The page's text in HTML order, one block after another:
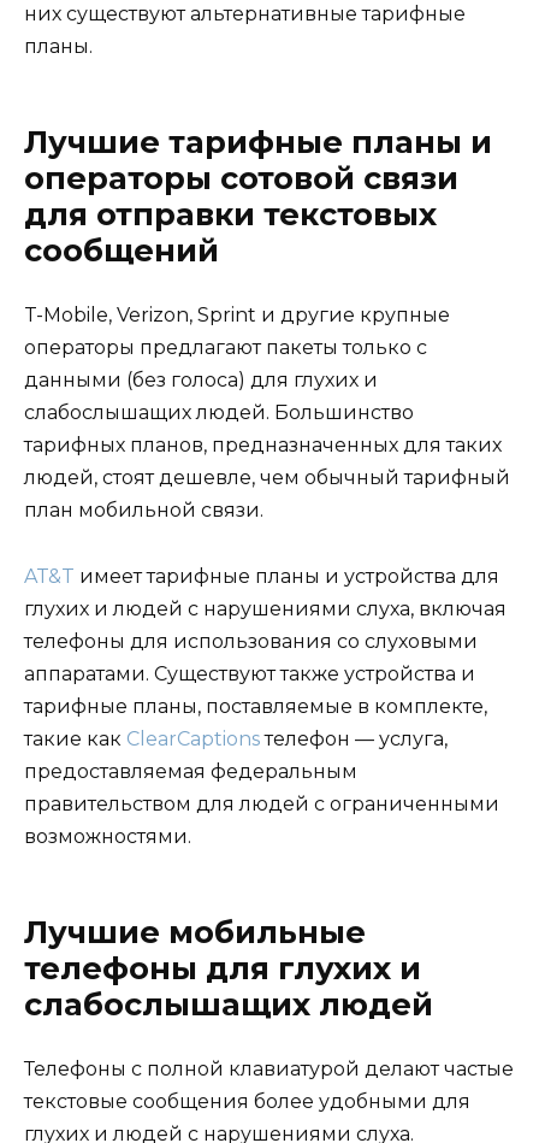
них существуют альтернативные тарифные
планы.
Лучшие тарифные планы и
операторы сотовой связи
для отправки текстовых
сообщений
T-Mobile, Verizon, Sprint и другие крупные
операторы предлагают пакеты только с
данными (без голоса) для глухих и
слабослышащих людей. Большинство
тарифных планов, предназначенных для таких
людей, стоят дешевле, чем обычный тарифный
план мобильной связи.
AT&T имеет тарифные планы и устройства для
глухих и людей с нарушениями слуха, включая
телефоны для использования со слуховыми
аппаратами. Существуют также устройства и
тарифные планы, поставляемые в комплекте,
такие как ClearCaptionsтелефон — услуга,
предоставляемая федеральным
правительством для людей с ограниченными
возможностями.
Лучшие мобильные
телефоны для глухих и
слабослышащих людей
Телефоны с полной клавиатурой делают частые
текстовые сообщения более удобными для
глухих и людей с нарушениями слуха.